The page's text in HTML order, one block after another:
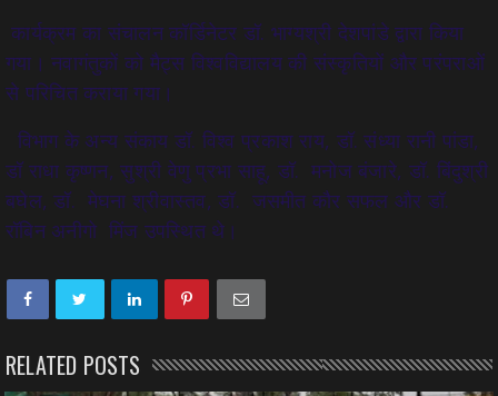
कार्यक्रम का संचालन कॉर्डिनेटर डॉ. भाग्यश्री देशपांडे द्वारा किया
गया। नवागंतुकों को मैट्स विश्वविद्यालय की संस्कृतियों और परंपराओं
से परिचित कराया गया।
विभाग के अन्य संकाय डॉ. विश्व प्रकाश राय, डॉ. संध्या रानी पांडा,
डॉ राधा कृष्णन, सुश्री वेणु प्रभा साहू, डॉ. मनोज बंजारे, डॉ. बिंदुश्री
बघेल, डॉ. मेघना श्रीवास्तव, डॉ. जसमीत कौर सफल और डॉ.
रॉबिन अनीगो मिंज उपस्थित थे।
RELATED POSTS